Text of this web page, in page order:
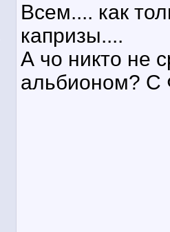
Всем.... как
капризы....
А чо никто не
альбионом? С